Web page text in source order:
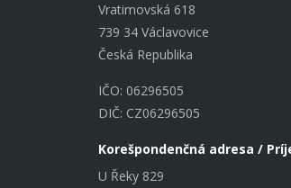
Vratimovská 618
739 34 Václavovice
Česká Republika
IČO: 06296505
DIČ: CZ06296505
Korešpondenčná adresa /
U Řeky 829